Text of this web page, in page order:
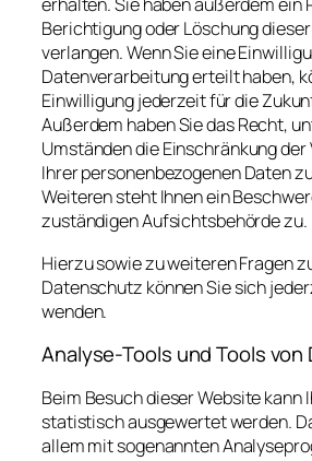
erhalten. Sie haben außerdem ein
Berichtigung oder Löschung
verlangen. Wenn Sie eine
Datenverarbeitung erteilt haben,
Einwilligung jederzeit für die
Außerdem haben Sie das Recht,
Umständen die Einschränkung
Ihrer personenbezogenen Daten
Weiteren steht Ihnen ein
zuständigen Aufsichtsbehörde zu.
Hierzu sowie zu weiteren Fragen
Datenschutz können Sie sich
wenden.
Analyse-Tools und Tools
Beim Besuch dieser Website kann
statistisch ausgewertet werden.
allem mit sogenannten